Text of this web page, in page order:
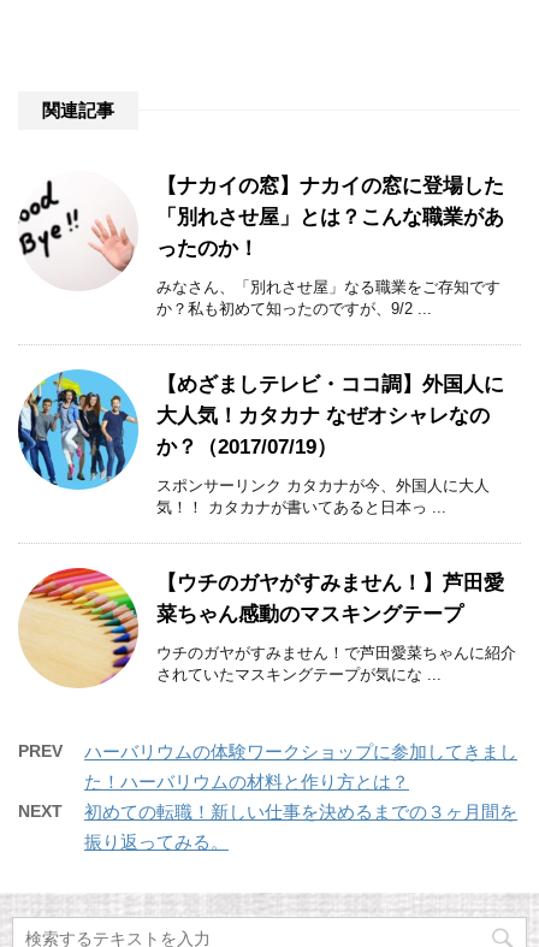
関連記事
【ナカイの窓】ナカイの窓に登場した
「別れさせ屋」とは？こんな職業があ
ったのか！
みなさん、「別れさせ屋」なる職業をご存知です
か？私も初めて知ったのですが、9/2 ...
【めざましテレビ・ココ調】外国人に
大人気！カタカナ なぜオシャレなの
か？（2017/07/19）
スポンサーリンク カタカナが今、外国人に大人
気！！ カタカナが書いてあると日本っ ...
【ウチのガヤがすみません！】芦田愛
菜ちゃん感動のマスキングテープ
ウチのガヤがすみません！で芦田愛菜ちゃんに紹介
されていたマスキングテープが気にな ...
PREV
ハーバリウムの体験ワークショップに参加してきまし
た！ハーバリウムの材料と作り方とは？
NEXT
初めての転職！新しい仕事を決めるまでの３ヶ月間を
振り返ってみる。